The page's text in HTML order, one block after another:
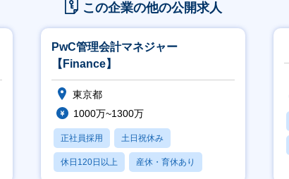
この企業の他の公開求人
PwC管理会計マネジャー
【Finance】
東京都
1000万~1300万
正社員採用 土日祝休み
休日120日以上 産休・育休あり